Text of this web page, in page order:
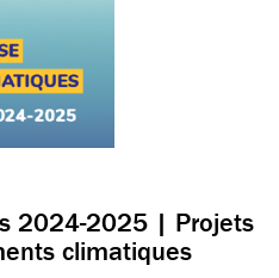
2024-2025 | Projets
climatiques